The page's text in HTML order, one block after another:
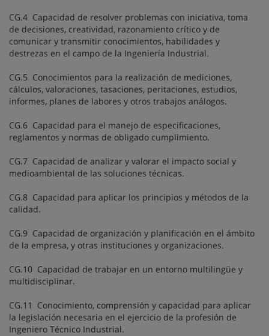
CG.4 Capacidad de resolver problemas con iniciativa, toma
de decisiones, creatividad, razonamiento crítico y de
comunicar y transmitir conocimientos, habilidades y
destrezas en el campo de la Ingeniería Industrial.
CG.5 Conocimientos para la realización de mediciones,
cálculos, valoraciones, tasaciones, peritaciones, estudios,
informes, planes de labores y otros trabajos análogos.
CG.6 Capacidad para el manejo de especificaciones,
reglamentos y normas de obligado cumplimiento.
CG.7 Capacidad de analizar y valorar el impacto social y
medioambiental de las soluciones técnicas.
CG.8 Capacidad para aplicar los principios y métodos de la
calidad.
CG.9 Capacidad de organización y planificación en el ámbito
de la empresa, y otras instituciones y organizaciones.
CG.10 Capacidad de trabajar en un entorno multilingüe y
multidisciplinar.
CG.11 Conocimiento, comprensión y capacidad para aplicar
la legislación necesaria en el ejercicio de la profesión de
Ingeniero Técnico Industrial.